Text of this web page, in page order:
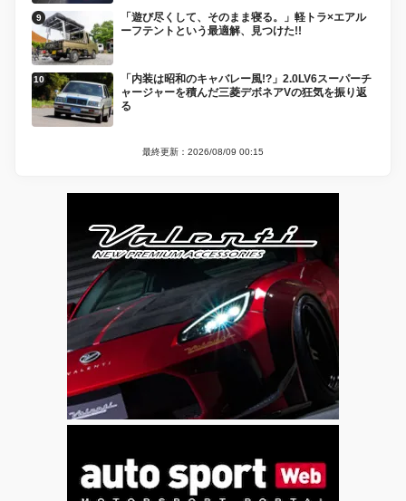
「遊び尽くして、そのまま寝る。」軽トラ×エアル
ーフテントという最適解、見つけた!!
「内装は昭和のキャバレー風!?」2.0LV6スーパーチ
ャージャーを積んだ三菱デボネアVの狂気を振り返
る
最終更新：2026/08/09 00:15